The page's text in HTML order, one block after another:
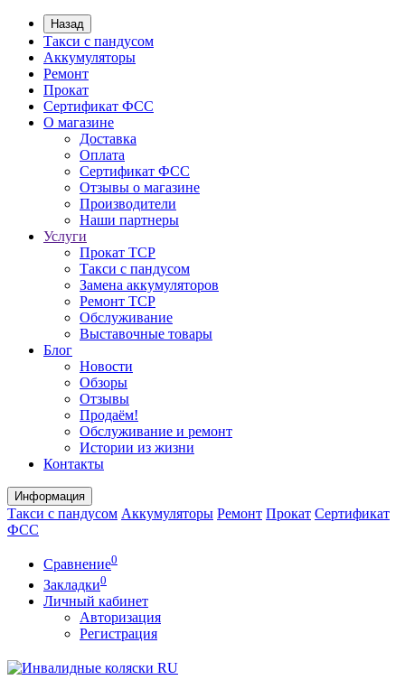
Назад
Такси с пандусом
Аккумуляторы
Ремонт
Прокат
Сертификат ФСС
О магазине
Доставка
Оплата
Сертификат ФСС
Отзывы о магазине
Производители
Наши партнеры
Услуги
Прокат ТСР
Такси с пандусом
Замена аккумуляторов
Ремонт ТСР
Обслуживание
Выставочные товары
Блог
Новости
Обзоры
Отзывы
Продаём!
Обслуживание и ремонт
Истории из жизни
Контакты
Информация
Такси с пандусом Аккумуляторы Ремонт Прокат Сертификат
ФСС
Сравнение0
Закладки0
Личный кабинет
Авторизация
Регистрация